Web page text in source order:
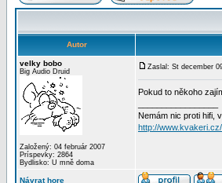
Autor
velky bobo
Big Audio Druid
Založený: 04 február 2007
Príspevky: 2864
Bydlisko: U mně doma
Zaslal: St december
Pokud to někoho
Nemám nic proti hifi,
http://www.kvakeri.cz/
Návrat hore